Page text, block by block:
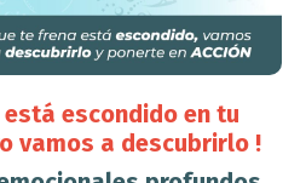
escondido en tu
vamos a descubrirlo !